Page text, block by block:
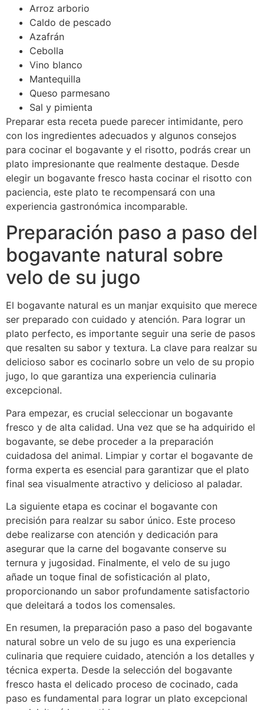
Arroz arborio
Caldo de pescado
Azafrán
Cebolla
Vino blanco
Mantequilla
Queso parmesano
Sal y pimienta
Preparar esta receta puede parecer intimidante, pero
con los ingredientes adecuados y algunos consejos
para cocinar el bogavante y el risotto, podrás crear un
plato impresionante que realmente destaque. Desde
elegir un bogavante fresco hasta cocinar el risotto con
paciencia, este plato te recompensará con una
experiencia gastronómica incomparable.
Preparación paso a paso del
bogavante natural sobre
velo de su jugo
El bogavante natural es un manjar exquisito que merece
ser preparado con cuidado y atención. Para lograr un
plato perfecto, es importante seguir una serie de pasos
que resalten su sabor y textura. La clave para realzar su
delicioso sabor es cocinarlo sobre un velo de su propio
jugo, lo que garantiza una experiencia culinaria
excepcional.
Para empezar, es crucial seleccionar un bogavante
fresco y de alta calidad. Una vez que se ha adquirido el
bogavante, se debe proceder a la preparación
cuidadosa del animal. Limpiar y cortar el bogavante de
forma experta es esencial para garantizar que el plato
final sea visualmente atractivo y delicioso al paladar.
La siguiente etapa es cocinar el bogavante con
precisión para realzar su sabor único. Este proceso
debe realizarse con atención y dedicación para
asegurar que la carne del bogavante conserve su
ternura y jugosidad. Finalmente, el velo de su jugo
añade un toque final de sofisticación al plato,
proporcionando un sabor profundamente satisfactorio
que deleitará a todos los comensales.
En resumen, la preparación paso a paso del bogavante
natural sobre un velo de su jugo es una experiencia
culinaria que requiere cuidado, atención a los detalles y
técnica experta. Desde la selección del bogavante
fresco hasta el delicado proceso de cocinado, cada
paso es fundamental para lograr un plato excepcional